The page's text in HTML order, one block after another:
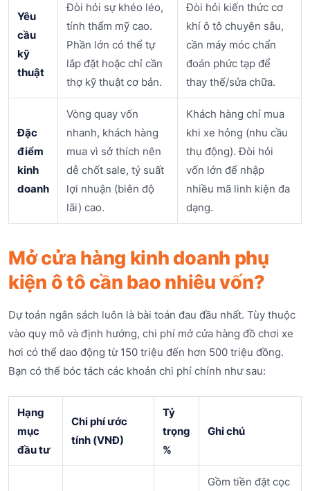
Yêu
cầu
kỹ
thuật
Đòi hỏi sự khéo léo,
tính thẩm mỹ cao.
Phần lớn có thể tự
lắp đặt hoặc chỉ cần
thợ kỹ thuật cơ bản.
Đòi hỏi kiến thức cơ
khí ô tô chuyên sâu,
cần máy móc chẩn
đoán phức tạp để
thay thế/sửa chữa.
Đặc
điểm
kinh
doanh
Vòng quay vốn
nhanh, khách hàng
mua vì sở thích nên
dễ chốt sale, tỷ suất
lợi nhuận (biên độ
lãi) cao.
Khách hàng chỉ mua
khi xe hỏng (nhu cầu
thụ động). Đòi hỏi
vốn lớn để nhập
nhiều mã linh kiện đa
dạng.
Mở cửa hàng kinh doanh phụ
kiện ô tô cần bao nhiêu vốn?
Dự toán ngân sách luôn là bài toán đau đầu nhất. Tùy thuộc
vào quy mô và định hướng, chi phí mở cửa hàng đồ chơi xe
hơi có thể dao động từ 150 triệu đến hơn 500 triệu đồng.
Bạn có thể bóc tách các khoản chi phí chính như sau:
Hạng
mục
đầu tư
Chi phí ước
tính (VNĐ)
Tỷ
trọng
%
Ghi chú
Gồm tiền đặt cọc